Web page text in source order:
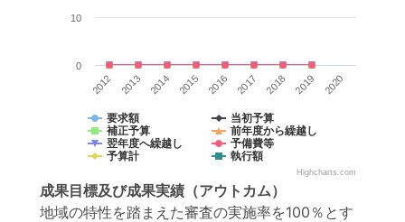
要求額
当初予算
補正予算
前年度から繰越し
翌年度へ繰越し
予備費等
予算計
執行額
2012 2013 2014 2015 2016 2017 2018 2019 2020
0
10
Highcharts.com
成果目標及び成果実績 （アウトカム）
地域の特性を踏まえた審査の実施率を100％とす